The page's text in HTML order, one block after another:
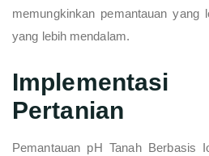
memungkinkan pemantauan yang
yang lebih mendalam.
Pertanian
Pemantauan pH Tanah Berbasis